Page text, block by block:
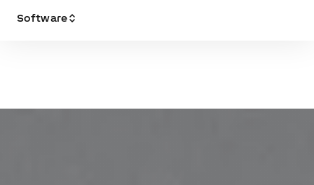
Software